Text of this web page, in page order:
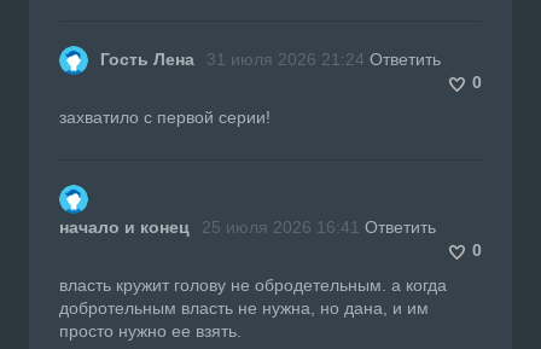
Гость Лена 31 июля 2026 21:24 Ответить
0
захватило с первой серии!
начало и конец 25 июля 2026 16:41 Ответить
0
власть кружит голову не обродетельным. а когда
добротельным власть не нужна, но дана, и им
просто нужно ее взять.